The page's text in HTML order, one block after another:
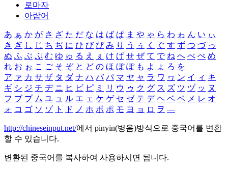
로마자
아랍어
あ ぁ か が さ ざ た だ な は ば ぱ ま や ゃ ら わ ゎ ん い ぃ
き ぎ し じ ち ぢ に ひ び ぴ み り う ぅ く ぐ す ず つ づ っ
ぬ ふ ぶ ぷ む ゆ ゅ る え ぇ け げ せ ぜ て で ね へ べ ぺ め
れ お ぉ こ ご そ ぞ と ど の ほ ぼ ぽ も よ ょ ろ を
ア ァ カ サ ザ タ ダ ナ ハ バ パ マ ヤ ャ ラ ワ ヮ ン イ ィ キ
ギ シ ジ チ ヂ ニ ヒ ビ ピ ミ リ ウ ゥ ク グ ス ズ ツ ヅ ッ ヌ
フ ブ プ ム ユ ュ ル エ ェ ケ ゲ セ ゼ テ デ ヘ ベ ペ メ レ オ
ォ コ ゴ ソ ゾ ト ド ノ ホ ボ ポ モ ヨ ョ ロ ヲ ―
http://chineseinput.net/에서 pinyin(병음)방식으로 중국어를 변환
할 수 있습니다.
변환된 중국어를 복사하여 사용하시면 됩니다.